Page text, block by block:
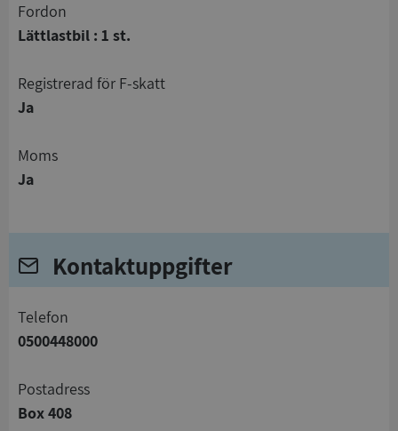
Fordon
Lättlastbil : 1 st.
registrerad för F-skatt
Ja
Moms
Ja
Kontaktuppgifter
telefon
0500448000
Postadress
Box 408